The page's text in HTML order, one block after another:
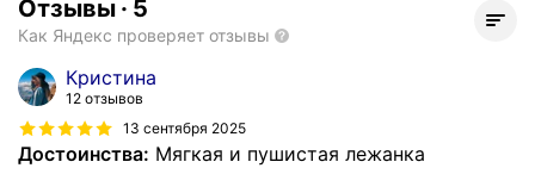
Отзывы · 5
Как Яндекс проверяет отзывы
Кристина
12 отзывов
13 сентября 2025
Достоинства: Мягкая и пушистая лежанка